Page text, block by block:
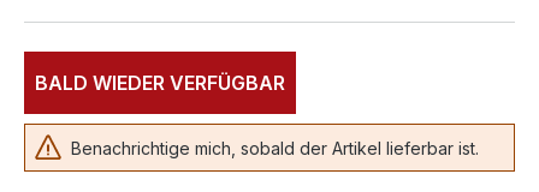
BALD WIEDER VERFÜGBAR
Benachrichtige mich, sobald der Artikel lieferbar ist.